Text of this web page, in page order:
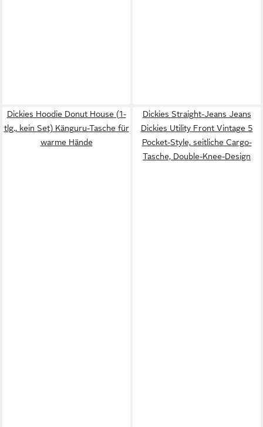
Dickies Hoodie Donut House (1-
tlg., kein Set) Känguru-Tasche für
warme Hände
Dickies Straight-Jeans Jeans
Dickies Utility Front Vintage 5
Pocket-Style, seitliche Cargo-
Tasche, Double-Knee-Design